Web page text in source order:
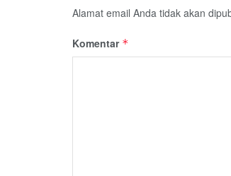
Alamat email Anda tidak akan
Komentar *